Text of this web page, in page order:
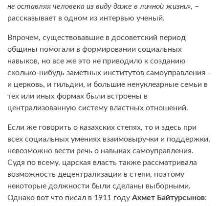
не оставляя человека из виду даже в личной жизни», –
рассказывает в одном из интервью ученый.
Впрочем, существовавшие в досоветский период
общины помогали в формировании социальных
навыков, но все же это не приводило к созданию
сколько-нибудь заметных институтов самоуправления –
и церковь, и гильдии, и большие ненуклеарные семьи в
тех или иных формах были встроены в
централизованную систему властных отношений.
Если же говорить о казахских степях, то и здесь при
всех социальных умениях взаимовыручки и поддержки,
невозможно вести речь о навыках самоуправления.
Судя по всему, царская власть также рассматривала
возможность децентрализации в степи, поэтому
некоторые должности были сделаны выборными.
Однако вот что писал в 1911 году Ахмет Байтурсынов: